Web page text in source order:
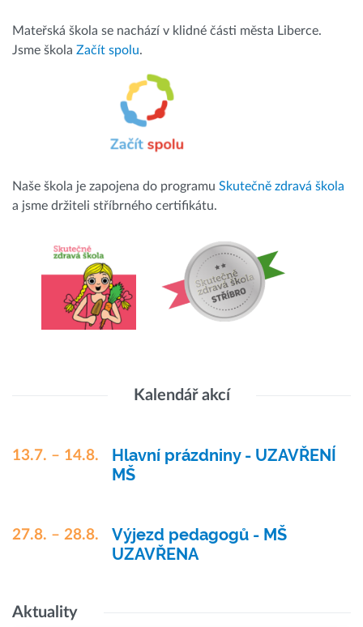
Mateřská škola se nachází v klidné části města Liberce.
Jsme škola Začít spolu.
Naše škola je zapojena do programu Skutečně zdravá škola
a jsme držiteli stříbrného certifikátu.
Kalendář akcí
13.7. – 14.8.
Hlavní prázdniny - UZAVŘENÍ
MŠ
27.8. – 28.8.
Výjezd pedagogů - MŠ
UZAVŘENA
Aktuality